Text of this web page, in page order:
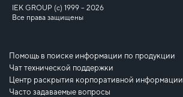
IEK GROUP (c) 1999 – 2026
Все права защищены
Помощь в поиске информации по продукции
Чат технической поддержки
Центр раскрытия корпоративной информации
Часто задаваемые вопросы